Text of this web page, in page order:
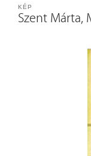
Szent Márta,
KÉP